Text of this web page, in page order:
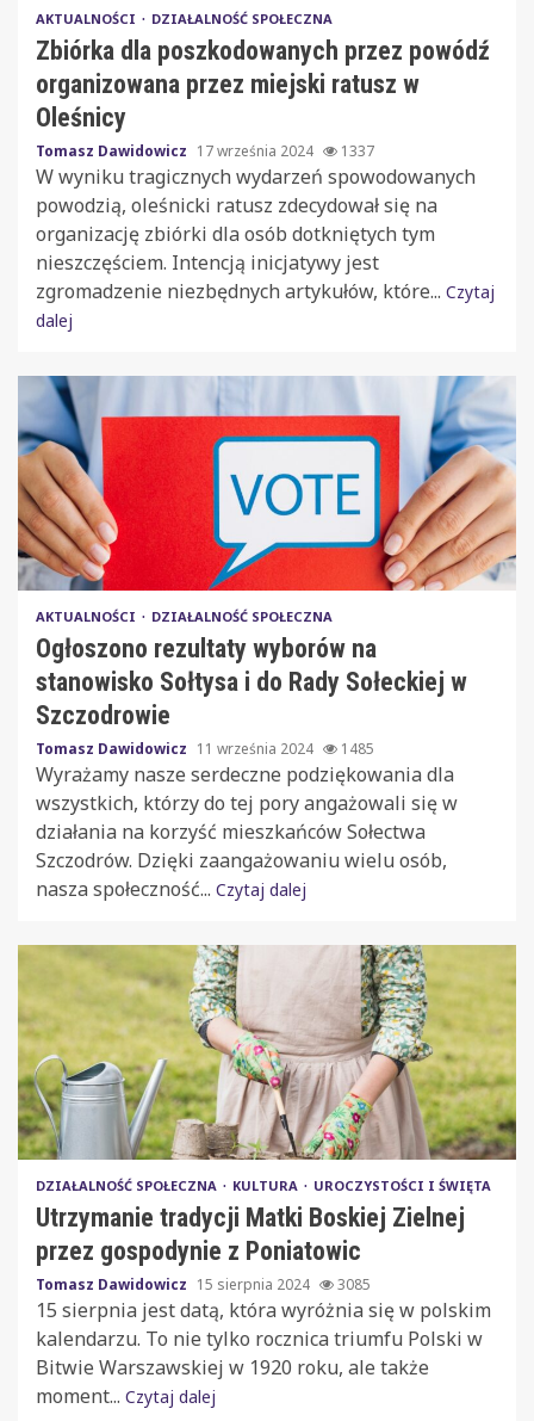
AKTUALNOŚCI DZIAŁALNOŚĆ SPOŁECZNA
Zbiórka dla poszkodowanych przez powódź
organizowana przez miejski ratusz w
Oleśnicy
Tomasz Dawidowicz 17 września 2024 1337
W wyniku tragicznych wydarzeń spowodowanych
powodzią, oleśnicki ratusz zdecydował się na
organizację zbiórki dla osób dotkniętych tym
nieszczęściem. Intencją inicjatywy jest
zgromadzenie niezbędnych artykułów, które... Czytaj
dalej
AKTUALNOŚCI DZIAŁALNOŚĆ SPOŁECZNA
Ogłoszono rezultaty wyborów na
stanowisko Sołtysa i do Rady Sołeckiej w
Szczodrowie
Tomasz Dawidowicz 11 września 2024 1485
Wyrażamy nasze serdeczne podziękowania dla
wszystkich, którzy do tej pory angażowali się w
działania na korzyść mieszkańców Sołectwa
Szczodrów. Dzięki zaangażowaniu wielu osób,
nasza społeczność... Czytaj dalej
DZIAŁALNOŚĆ SPOŁECZNA KULTURA UROCZYSTOŚCI I ŚWIĘTA
Utrzymanie tradycji Matki Boskiej Zielnej
przez gospodynie z Poniatowic
Tomasz Dawidowicz 15 sierpnia 2024 3085
15 sierpnia jest datą, która wyróżnia się w polskim
kalendarzu. To nie tylko rocznica triumfu Polski w
Bitwie Warszawskiej w 1920 roku, ale także
moment... Czytaj dalej